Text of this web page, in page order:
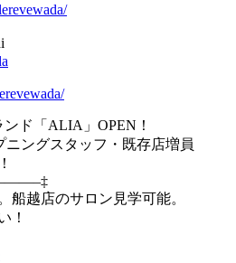
ド「ALIA」OPEN！
ングスタッフ・既存店増員
船越店のサロン見学可能。
！